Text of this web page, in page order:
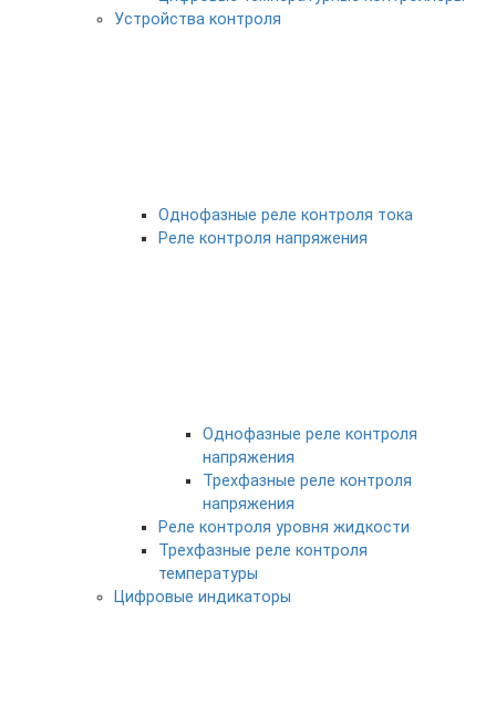
Устройства контроля
Однофазные реле контроля тока
Реле контроля напряжения
Однофазные реле контроля
напряжения
Трехфазные реле контроля
напряжения
Реле контроля уровня жидкости
Трехфазные реле контроля
температуры
Цифровые индикаторы